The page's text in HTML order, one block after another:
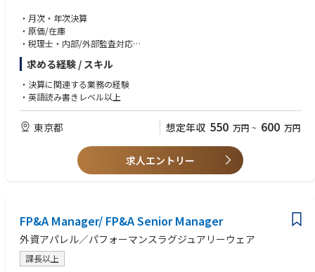
・月次・年次決算
・原価/在庫
・税理士・内部/外部監査対応
・予算策定・予実管理
・売上・コスト分析
求める経験 / スキル
・決算に関連する業務の経験
・英語読み書きレベル以上
東京都 想定年収 550 万円 ~ 600 万円
求人エントリー
FP&A Manager/ FP&A Senior Manager
外資アパレル／パフォーマンスラグジュアリーウェア
課長以上